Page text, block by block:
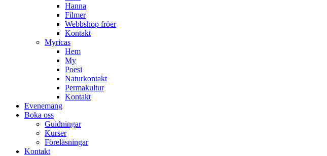
Hanna
Filmer
Webbshop fröer
Kontakt
Myricas
Hem
My
Poesi
Naturkontakt
Permakultur
Kontakt
Evenemang
Boka oss
Guidningar
Kurser
Föreläsningar
Kontakt